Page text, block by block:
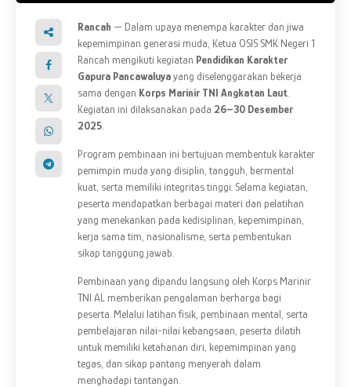
Rancah — Dalam upaya menempa karakter dan jiwa
kepemimpinan generasi muda, Ketua OSIS SMK Negeri 1
Rancah mengikuti kegiatan Pendidikan Karakter
Gapura Pancawaluyayang diselenggarakan bekerja
sama dengan Korps Marinir TNI Angkatan Laut
Kegiatan ini dilaksanakan pada 26–30 Desember
2025
Program pembinaan ini bertujuan membentuk karakter
pemimpin muda yang disiplin, tangguh, bermental
kuat, serta memiliki integritas tinggi. Selama kegiatan,
peserta mendapatkan berbagai materi dan pelatihan
yang menekankan pada kedisiplinan, kepemimpinan,
kerja sama tim, nasionalisme, serta pembentukan
sikap tanggung jawab.
Pembinaan yang dipandu langsung oleh Korps Marinir
TNI AL memberikan pengalaman berharga bagi
peserta. Melalui latihan fisik, pembinaan mental, serta
pembelajaran nilai-nilai kebangsaan, peserta dilatih
untuk memiliki ketahanan diri, kepemimpinan yang
tegas, dan sikap pantang menyerah dalam
menghadapi tantangan.